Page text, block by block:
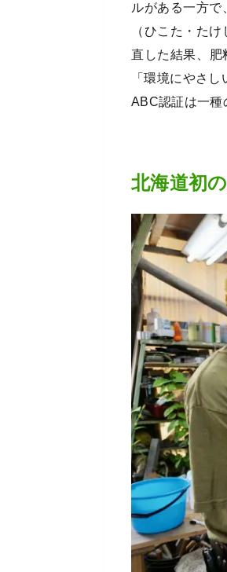
ルがある一方
（ひこた・た
直した結果、肥
「環境にやさ
ABC認証は一種
北海道初